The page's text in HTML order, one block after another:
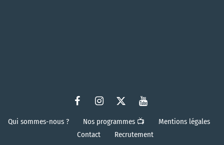
Qui sommes-nous ? Nos programmes 📺
Mentions légales
Contact
Recrutement